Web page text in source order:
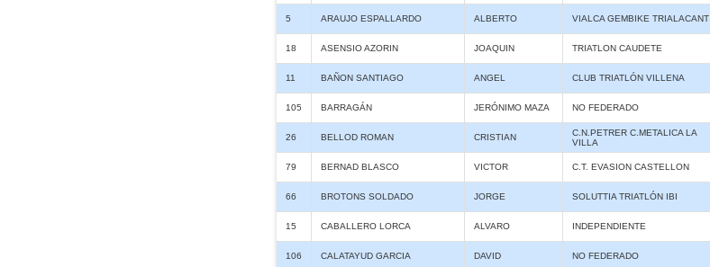
5 ARAUJO ESPALLARDO ALBERTO VIALCA GEMBIKE TRIALACANT
18 ASENSIO AZORIN JOAQUIN TRIATLON CAUDETE
11 BAÑON SANTIAGO ANGEL CLUB TRIATLÓN VILLENA
105 BARRAGÁN JERÓNIMO MAZA NO FEDERADO
26 BELLOD ROMAN CRISTIAN
C.N.PETRER C.METALICA LA
VILLA
79 BERNAD BLASCO VICTOR C.T. EVASION CASTELLON
66 BROTONS SOLDADO JORGE SOLUTTIA TRIATLÓN IBI
15 CABALLERO LORCA ALVARO INDEPENDIENTE
106 CALATAYUD GARCIA DAVID NO FEDERADO